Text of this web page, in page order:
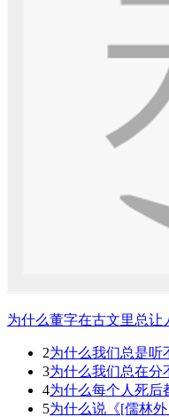
为什么董字在古文里总让
2为什么我们总是听
3为什么我们总在分
4为什么每个人死后
5为什么说《[儒林外